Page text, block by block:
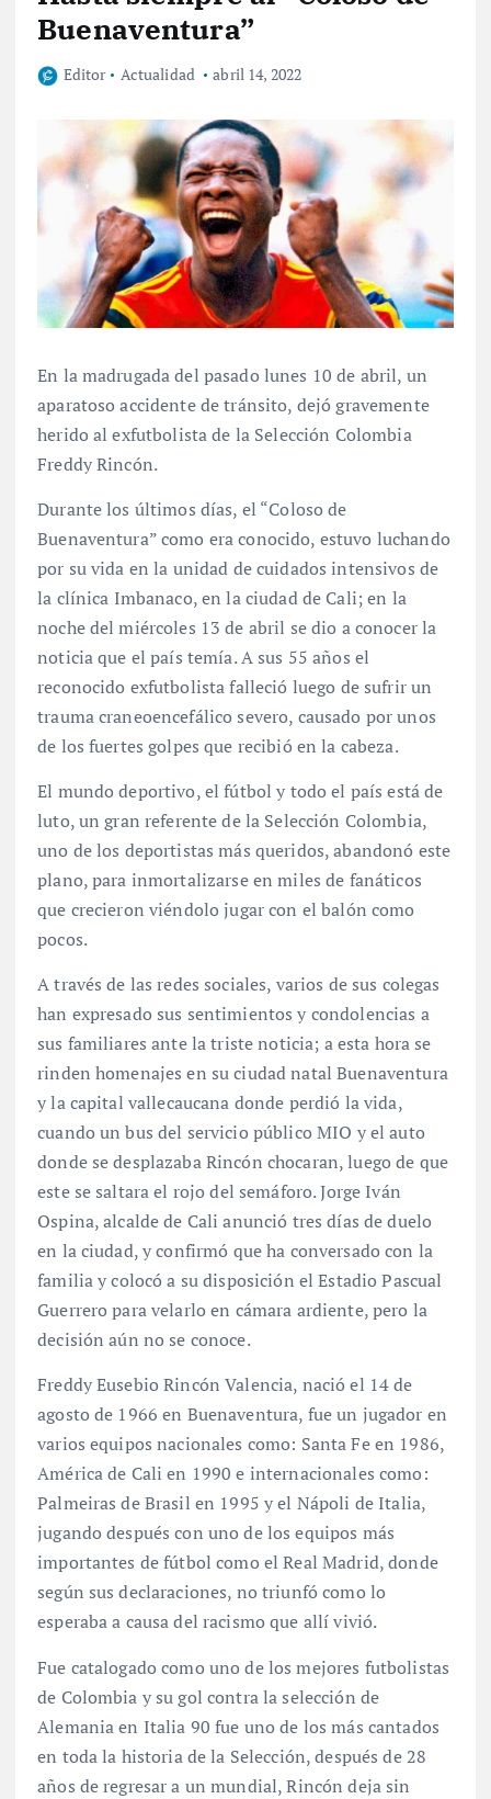
Buenaventura”
Editor Actualidad abril 14, 2022
En la madrugada del pasado lunes 10 de abril, un
aparatoso accidente de tránsito, dejó gravemente
herido al exfutbolista de la Selección Colombia
Freddy Rincón.
Durante los últimos días, el “Coloso de
Buenaventura” como era conocido, estuvo luchando
por su vida en la unidad de cuidados intensivos de
la clínica Imbanaco, en la ciudad de Cali; en la
noche del miércoles 13 de abril se dio a conocer la
noticia que el país temía. A sus 55 años el
reconocido exfutbolista falleció luego de sufrir un
trauma craneoencefálico severo, causado por unos
de los fuertes golpes que recibió en la cabeza.
El mundo deportivo, el fútbol y todo el país está de
luto, un gran referente de la Selección Colombia,
uno de los deportistas más queridos, abandonó este
plano, para inmortalizarse en miles de fanáticos
que crecieron viéndolo jugar con el balón como
pocos.
A través de las redes sociales, varios de sus colegas
han expresado sus sentimientos y condolencias a
sus familiares ante la triste noticia; a esta hora se
rinden homenajes en su ciudad natal Buenaventura
y la capital vallecaucana donde perdió la vida,
cuando un bus del servicio público MIO y el auto
donde se desplazaba Rincón chocaran, luego de que
este se saltara el rojo del semáforo. Jorge Iván
Ospina, alcalde de Cali anunció tres días de duelo
en la ciudad, y confirmó que ha conversado con la
familia y colocó a su disposición el Estadio Pascual
Guerrero para velarlo en cámara ardiente, pero la
decisión aún no se conoce.
Freddy Eusebio Rincón Valencia, nació el 14 de
agosto de 1966 en Buenaventura, fue un jugador en
varios equipos nacionales como: Santa Fe en 1986,
América de Cali en 1990 e internacionales como:
Palmeiras de Brasil en 1995 y el Nápoli de Italia,
jugando después con uno de los equipos más
importantes de fútbol como el Real Madrid, donde
según sus declaraciones, no triunfó como lo
esperaba a causa del racismo que allí vivió.
Fue catalogado como uno de los mejores futbolistas
de Colombia y su gol contra la selección de
Alemania en Italia 90 fue uno de los más cantados
en toda la historia de la Selección, después de 28
años de regresar a un mundial, Rincón deja sin